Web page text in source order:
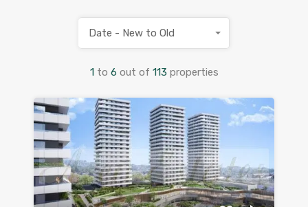
1 to 6 out of 113 properties
Date - New to Old